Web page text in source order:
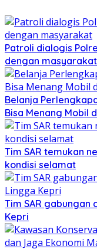
Patroli dialogis
dengan masyarakat
Belanja
Bisa Menang Mobil
Tim SAR temukan
kondisi selamat
Tim SAR gabungan
Kepri